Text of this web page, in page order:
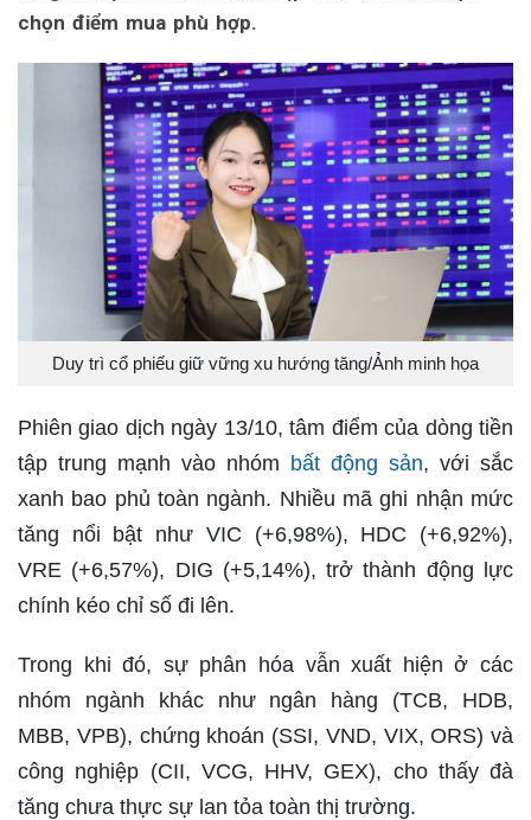
chọn điểm mua phù hợp.
Duy trì cổ phiếu giữ vững xu hướng tăng/Ảnh minh họa
Phiên giao dịch ngày 13/10, tâm điểm của dòng tiền
tập trung mạnh vào nhóm bất động sản, với sắc
xanh bao phủ toàn ngành. Nhiều mã ghi nhận mức
tăng nổi bật như VIC (+6,98%), HDC (+6,92%),
VRE (+6,57%), DIG (+5,14%), trở thành động lực
chính kéo chỉ số đi lên.
Trong khi đó, sự phân hóa vẫn xuất hiện ở các
nhóm ngành khác như ngân hàng (TCB, HDB,
MBB, VPB), chứng khoán (SSI, VND, VIX, ORS) và
công nghiệp (CII, VCG, HHV, GEX), cho thấy đà
tăng chưa thực sự lan tỏa toàn thị trường.